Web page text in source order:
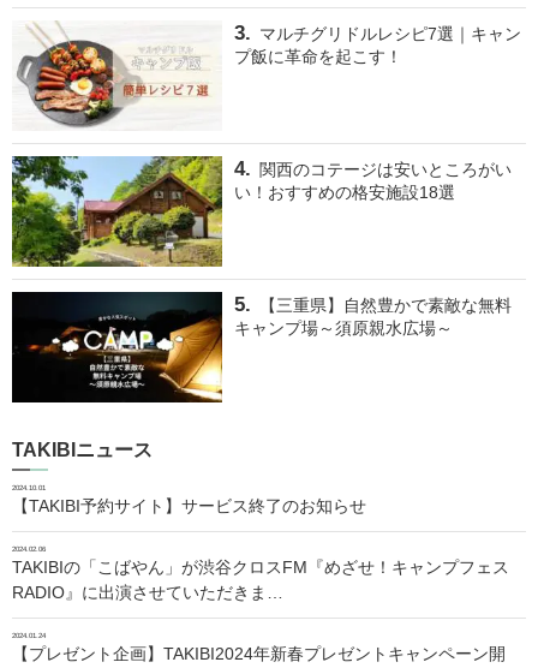
マルチグリドルレシピ7選｜キャン
プ飯に革命を起こす！
関西のコテージは安いところがい
い！おすすめの格安施設18選
【三重県】自然豊かで素敵な無料
キャンプ場～須原親水広場～
TAKIBIニュース
2024.10.01
【TAKIBI予約サイト】サービス終了のお知らせ
2024.02.06
TAKIBIの「こばやん」が渋谷クロスFM『めざせ！キャンプフェス
RADIO』に出演させていただきま…
2024.01.24
【プレゼント企画】TAKIBI2024年新春プレゼントキャンペーン開